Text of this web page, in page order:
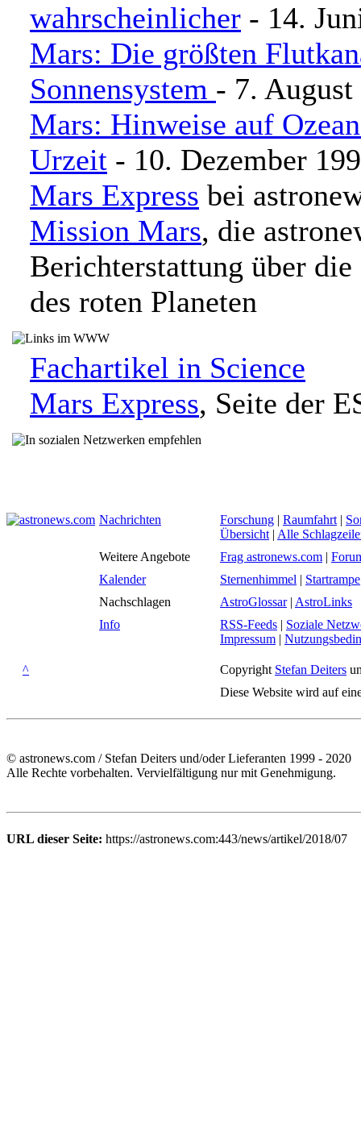
wahrscheinlicher - 14.
Mars: Die größten
Sonnensystem - 7. August
Mars: Hinweise auf
Urzeit - 10. Dezember
Mars Express bei
Mission Mars, die
Berichterstattung über
des roten Planeten
Fachartikel in Science
Mars Express, Seite der
Nachrichten Forschung | Raumfahrt |
Übersicht | Alle
Weitere Angebote
Frag astronews.com |
Kalender
Sternenhimmel | Startrampe
Nachschlagen
AstroGlossar| AstroLinks
Info
RSS-Feeds | Soziale
Impressum |
^ Copyright Stefan Deiters
Diese Website wird auf
© astronews.com / Stefan Deiters und/oder Lieferanten 1999 - 2020
Alle Rechte vorbehalten. Vervielfältigung nur mit Genehmigung.
URL dieser Seite: https://astronews.com:443/news/artikel/2018/07